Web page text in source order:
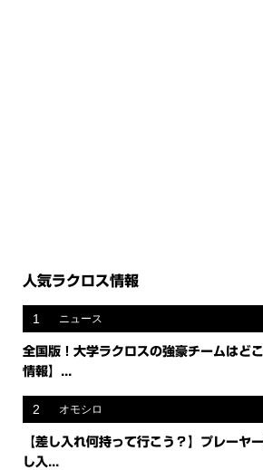
人気ラクロス情報
1 ニュース
全国版！大学ラクロスの強豪チームは
情報】...
2 オモシロ
【差し入れ何持って行こう？】プレーヤ
し入...